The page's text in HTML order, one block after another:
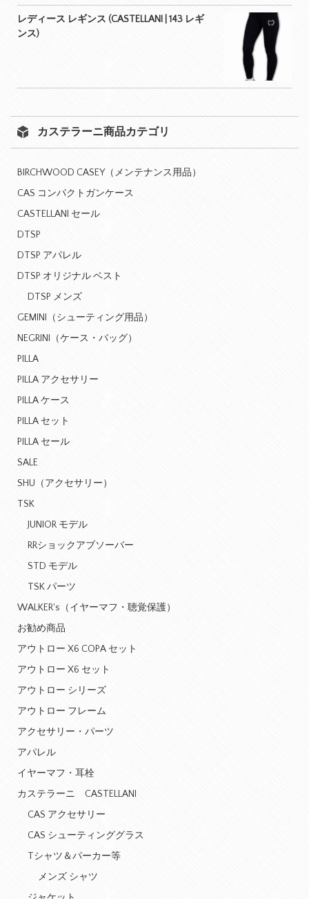
レディース レギンス (CASTELLANI | 143 レギ
ンス)
カステラーニ商品カテゴリ
BIRCHWOOD CASEY（メンテナンス用品）
CAS コンパクトガンケース
CASTELLANI セール
DTSP
DTSP アパレル
DTSP オリジナル ベスト
DTSP メンズ
GEMINI（シューティング用品）
NEGRINI（ケース・バッグ）
PILLA
PILLA アクセサリー
PILLA ケース
PILLA セット
PILLA セール
SALE
SHU（アクセサリー）
TSK
JUNIOR モデル
RRショックアブソーバー
STD モデル
TSK パーツ
WALKER's（イヤーマフ・聴覚保護）
お勧め商品
アウトロー X6 COPA セット
アウトロー X6 セット
アウトロー シリーズ
アウトロー フレーム
アクセサリー・パーツ
アパレル
イヤーマフ・耳栓
カステラーニ CASTELLANI
CAS アクセサリー
CAS シューティンググラス
Tシャツ＆パーカー等
メンズ シャツ